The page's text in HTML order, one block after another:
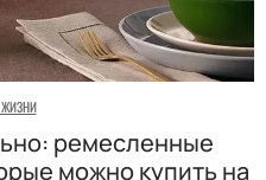
ремесленные
можно купить на